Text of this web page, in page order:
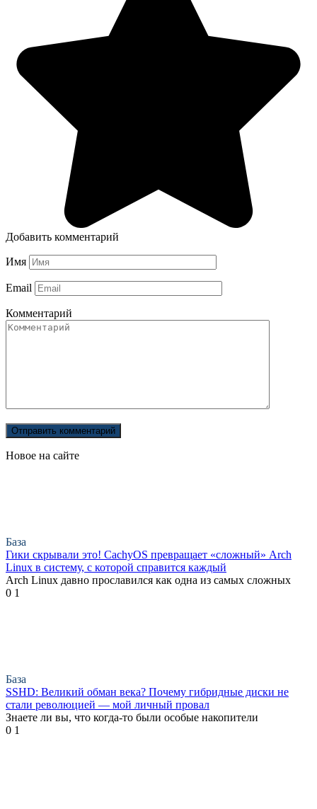
Добавить комментарий
Имя
Email
Комментарий
Новое на сайте
База
Гики скрывали это! CachyOS превращает «сложный» Arch
Linux в систему, с которой справится каждый
Arch Linux давно прославился как одна из самых сложных
0 1
База
SSHD: Великий обман века? Почему гибридные диски не
стали революцией — мой личный провал
Знаете ли вы, что когда-то были особые накопители
0 1